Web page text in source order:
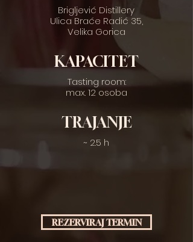
Brigljević Distillery
Ulica Braće Radić 35,
Velika Gorica
KAPACITET
Tasting room:
max. 12 osoba
TRAJANJE
~ 2.5 h
REZERVIRAJ TERMIN